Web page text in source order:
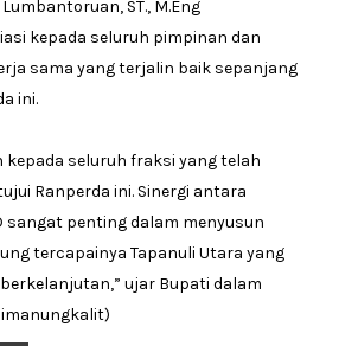
ST., M.Eng
kepada seluruh pimpinan dan
sama yang terjalin baik sepanjang
ini.
kepada seluruh fraksi yang telah
Ranperda ini. Sinergi antara
sangat penting dalam menyusun
tercapainya Tapanuli Utara yang
ujar Bupati dalam